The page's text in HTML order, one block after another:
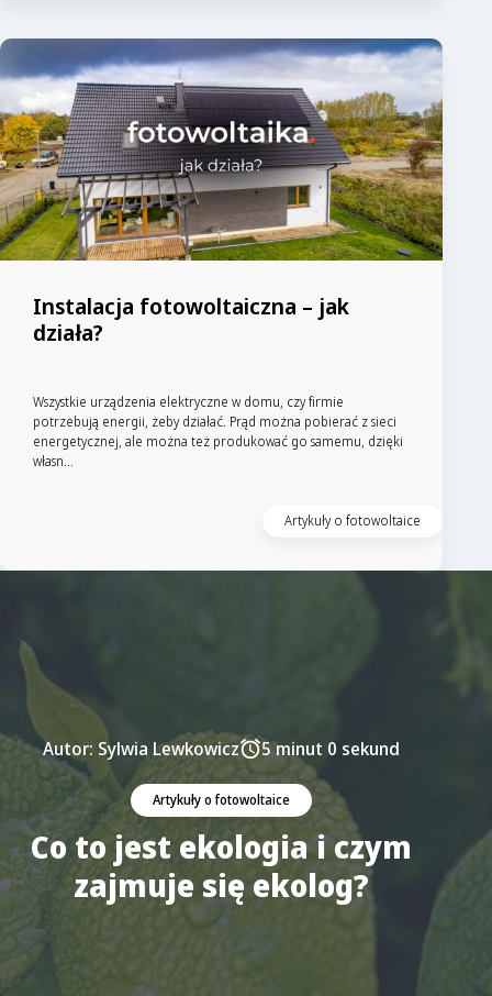
Instalacja fotowoltaiczna – jak
działa?
Wszystkie urządzenia elektryczne w domu, czy firmie
potrzebują energii, żeby działać. Prąd można pobierać z sieci
energetycznej, ale można też produkować go samemu, dzięki
własn...
Artykuły o fotowoltaice
Artykuły o fotowoltaice
Autor: Sylwia Lewkowicz 5 minut 0 sekund
Co to jest ekologia i czym
zajmuje się ekolog?